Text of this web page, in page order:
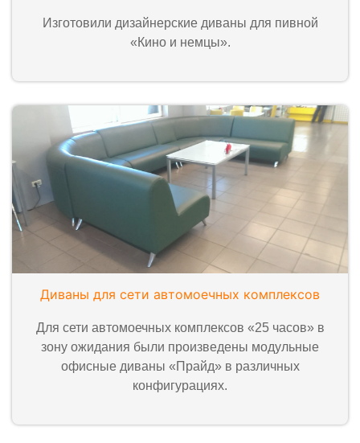
Изготовили дизайнерские диваны для пивной
«Кино и немцы».
Диваны для сети автомоечных комплексов
Для сети автомоечных комплексов «25 часов» в
зону ожидания были произведены модульные
офисные диваны «Прайд» в различных
конфигурациях.